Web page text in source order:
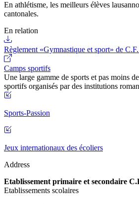
En athlétisme, les meilleurs élèves
cantonales.
En relation
Règlement «Gymnastique et sport» de
Camps sportifs
Une large gamme de sports et pas moins
sportifs organisés par des institutions
Sports-Passion
Jeux internationaux des écoliers
Address
Etablissement primaire et secondaire
Etablissements scolaires